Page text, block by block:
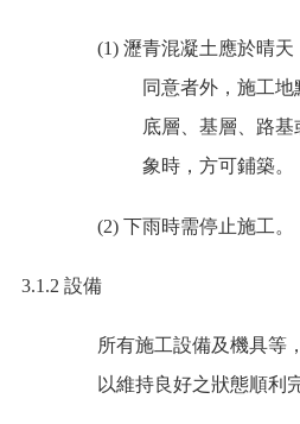
(1)瀝青混凝土應於晴
同意者外，施工地
底層、基層、路
象時，方可鋪築。
(2)下雨時需停止施工。
3.1.2 設備
所有施工設備及機具等
以維持良好之狀態順利